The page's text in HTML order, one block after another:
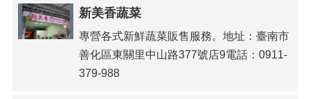
新美香蔬菜
專營各式新鮮蔬菜販售服務。地址：臺南市
善化區東關里中山路377號店9電話：0911-
379-988